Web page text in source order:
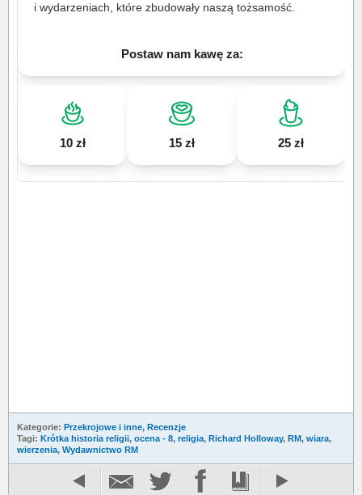
i wydarzeniach, które zbudowały naszą tożsamość.
Postaw nam kawę za:
10 zł 15 zł 25 zł
Kategorie: Przekrojowe i inne, Recenzje
Tagi: Krótka historia religii, ocena - 8, religia, Richard Holloway, RM, wiara,
wierzenia, Wydawnictwo RM